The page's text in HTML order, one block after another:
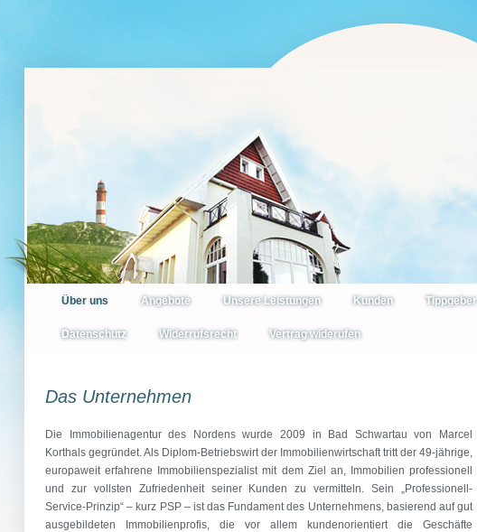
Über uns Angebote Unsere Leistungen Kunden Tippgeber
Datenschutz Widerrufsrecht Vertrag widerufen
Das Unternehmen
Die Immobilienagentur des Nordens wurde 2009 in Bad Schwartau von Marcel
Korthals gegründet. Als Diplom-Betriebswirt der Immobilienwirtschaft tritt der 49-jährige,
europaweit erfahrene Immobilienspezialist mit dem Ziel an, Immobilien professionell
und zur vollsten Zufriedenheit seiner Kunden zu vermitteln. Sein „Professionell-
Service-Prinzip“ – kurz PSP – ist das Fundament des Unternehmens, basierend auf gut
ausgebildeten Immobilienprofis, die vor allem kundenorientiert die Geschäfte